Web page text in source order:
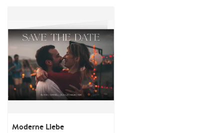
Moderne Liebe